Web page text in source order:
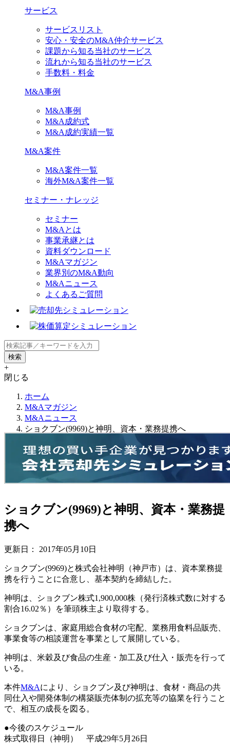
サービス
サービスリスト
安心・安全のM&A仲介サービス
課題から知る当社のサービス
流れから知る当社のサービス
手数料・料金
M&A事例
M&A事例
M&A成約式
M&A成約実績一覧
M&A案件
M&A案件一覧
海外M&A案件一覧
セミナー・ナレッジ
セミナー
M&Aとは
事業承継とは
資料ダウンロード
M&Aマガジン
業界別のM&A動向
M&Aニュース
よくあるご質問
+
閉じる
ホーム
M&Aマガジン
M&Aニュース
ショクブン(9969)と神明、資本・業務提携へ
ショクブン(9969)と神明、資本・業務提
携へ
更新日： 2017年05月10日
ショクブン(9969)と株式会社神明（神戸市）は、資本業務提
携を行うことに合意し、基本契約を締結した。
神明は、ショクブン株式1,900,000株（発行済株式数に対する
割合16.02％）を筆頭株主より取得する。
ショクブンは、家庭用総合食材の宅配、業務用食料品販売、
事業食等の相談運営を事業として展開している。
神明は、米穀及び食品の生産・加工及び仕入・販売を行って
いる。
本件M&Aにより、ショクブン及び神明は、食材・商品の共
同仕入や開発体制の構築販売体制の拡充等の協業を行うこと
で、相互の成長を図る。
●今後のスケジュール
株式取得日（神明） 平成29年5月26日